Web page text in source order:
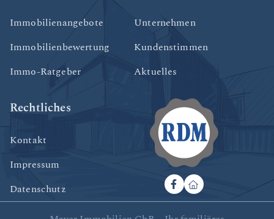
Immobilienangebote
Immobilienbewertung
Immo-Ratgeber
Unternehmen
Kundenstimmen
Aktuelles
Rechtliches
Kontakt
Impressum
Datenschutz